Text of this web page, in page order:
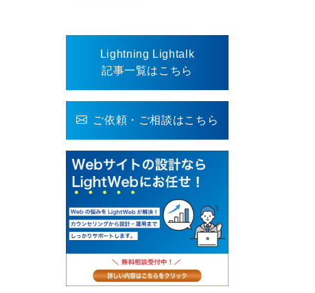
Lightning Lightalk
記事一覧はこちら
ご依頼・ご相談はこちら